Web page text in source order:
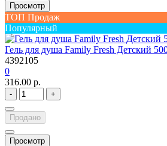
Просмотр
ТОП Продаж
Популярный
Гель для душа Family Fresh Детский
4392105
0
316.00 р.
- +
Продано
Просмотр